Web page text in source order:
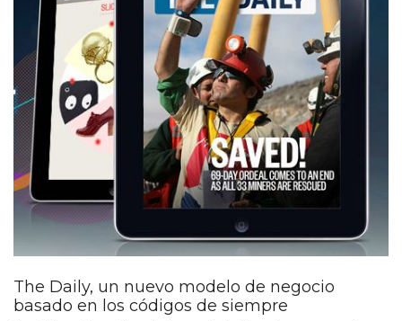
The Daily, un nuevo modelo de negocio
basado en los códigos de siempre